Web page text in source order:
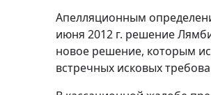
Апелляционным
июня 2012 г. решение
новое решение, которым
встречных исковых